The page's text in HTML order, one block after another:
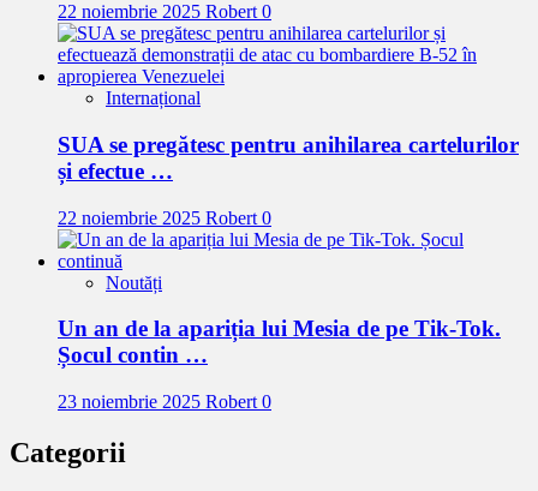
22 noiembrie 2025 Robert 0
Internațional
SUA se pregătesc pentru anihilarea cartelurilor
și efectue …
22 noiembrie 2025 Robert 0
Noutăți
Un an de la apariția lui Mesia de pe Tik-Tok.
Șocul contin …
23 noiembrie 2025 Robert 0
Categorii